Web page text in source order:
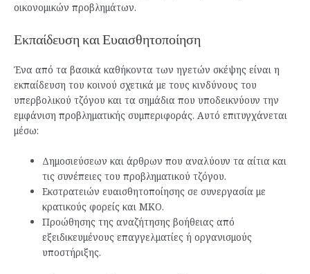
οικονομικών προβλημάτων.
Εκπαίδευση και Ευαισθητοποίηση
Ένα από τα βασικά καθήκοντα των ηγετών σκέψης είναι η
εκπαίδευση του κοινού σχετικά με τους κινδύνους του
υπερβολικού τζόγου και τα σημάδια που υποδεικνύουν την
εμφάνιση προβληματικής συμπεριφοράς. Αυτό επιτυγχάνεται
μέσω:
Δημοσιεύσεων και άρθρων που αναλύουν τα αίτια και
τις συνέπειες του προβληματικού τζόγου.
Εκστρατειών ευαισθητοποίησης σε συνεργασία με
κρατικούς φορείς και ΜΚΟ.
Προώθησης της αναζήτησης βοήθειας από
εξειδικευμένους επαγγελματίες ή οργανισμούς
υποστήριξης.